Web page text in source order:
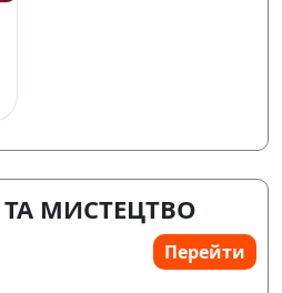
ТА МИСТЕЦТВО
Перейти